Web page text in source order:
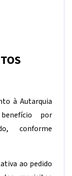
à Autarquia
por
conforme
ao pedido